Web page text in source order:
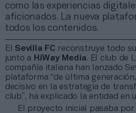
como las experiencias
aficionados. La nueva
todos los contenidos.
El Sevilla FC reconstruye todo
junto a HiWay Media. El club de
compañía italiana han lanzado
plataforma “de última
decisivo en la estrategia de
club”, ha explicado la entidad en
El proyecto inicial pasaba por